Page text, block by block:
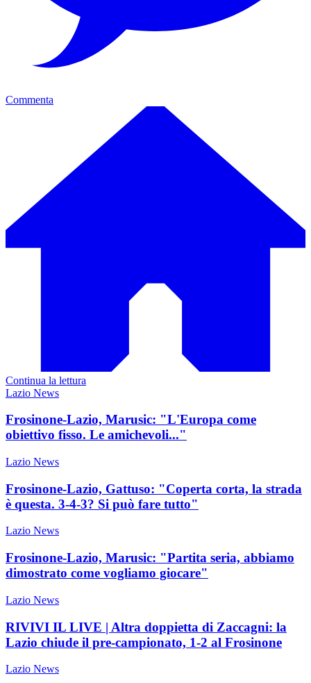
Commenta
Continua la lettura
Lazio News
Frosinone-Lazio, Marusic: "L'Europa come
obiettivo fisso. Le amichevoli..."
Lazio News
Frosinone-Lazio, Gattuso: "Coperta corta, la strada
è questa. 3-4-3? Si può fare tutto"
Lazio News
Frosinone-Lazio, Marusic: "Partita seria, abbiamo
dimostrato come vogliamo giocare"
Lazio News
RIVIVI IL LIVE | Altra doppietta di Zaccagni: la
Lazio chiude il pre-campionato, 1-2 al Frosinone
Lazio News